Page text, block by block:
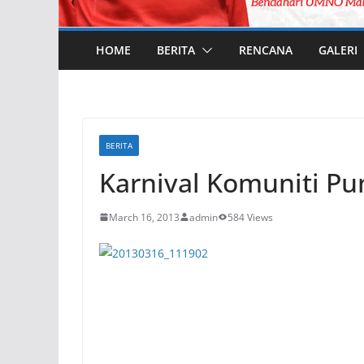
HOME BERITA RENCANA GALERI
BERITA
Karnival Komuniti
March 16, 2013 admin 584 Views